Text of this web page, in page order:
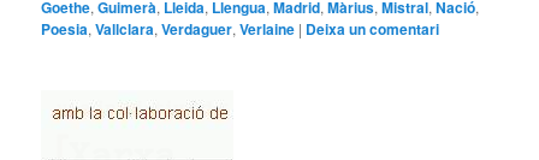
Goethe,Guimerà, Lleida, Llengua,Madrid,Màrius,Mistral,Nació,
Poesia,Vallclara,Verdaguer,Verlaine | Deixa un comentari